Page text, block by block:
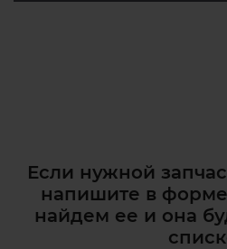
Если нужной
напишите в
найдем ее и она